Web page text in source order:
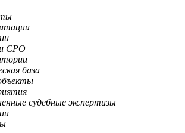
СРО
база
судебные экспертизы